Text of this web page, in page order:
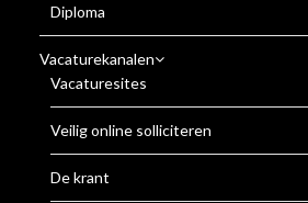
Diploma
Vacaturekanalen
Vacaturesites
Veilig online solliciteren
De krant